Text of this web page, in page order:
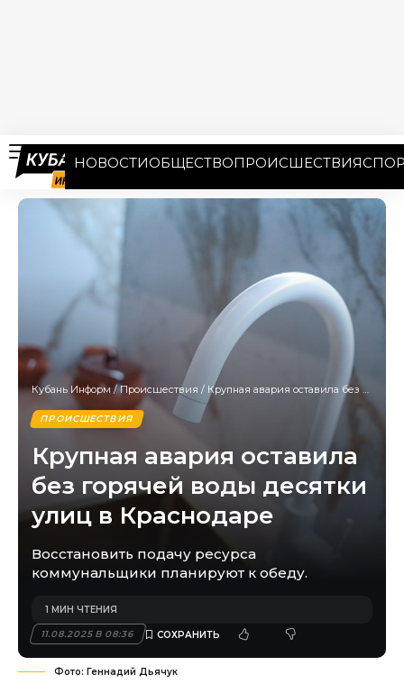
НОВОСТИОБЩЕСТВОПРОИСШЕСТВИЯ
Кубань Информ /Происшествия / Крупная авария оставила без горячей воды десятки улиц в Краснодаре
ПРОИСШЕСТВИЯ
Крупная авария оставила
без горячей воды десятки
улиц в Краснодаре
Восстановить подачу ресурса
коммунальщики планируют к обеду.
11.08.2025 В 08:36
1 МИН ЧТЕНИЯ
Фото: Геннадий Дьячук